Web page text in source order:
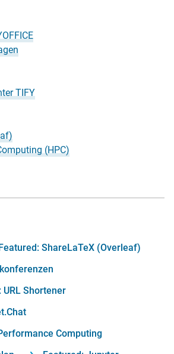
TIFY
(HPC)
ShareLaTeX (Overleaf)
Shortener
Computing